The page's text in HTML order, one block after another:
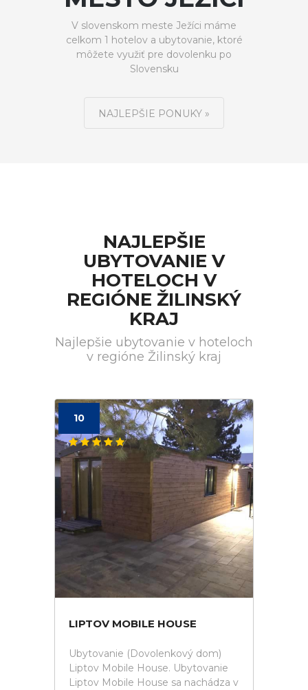
V slovenskom meste Ježíci máme
celkom 1 hotelov a ubytovanie, ktoré
môžete využiť pre dovolenku po
Slovensku
NAJLEPŠIE PONUKY »
NAJLEPŠIE
UBYTOVANIE V
HOTELOCH V
REGIÓNE ŽILINSKÝ
KRAJ
Najlepšie ubytovanie v hoteloch
v regióne Žilinský kraj
10
LIPTOV MOBILE HOUSE
Ubytovanie (Dovolenkový dom)
Liptov Mobile House. Ubytovanie
Liptov Mobile House sa nachádza v